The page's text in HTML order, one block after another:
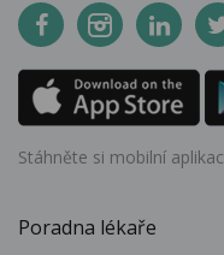
Stáhněte si mobilní
Poradna lékaře